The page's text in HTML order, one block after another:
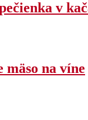
v
mäso na víne